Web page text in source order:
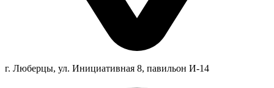
г. Люберцы, ул. Инициативная 8, павильон И-14